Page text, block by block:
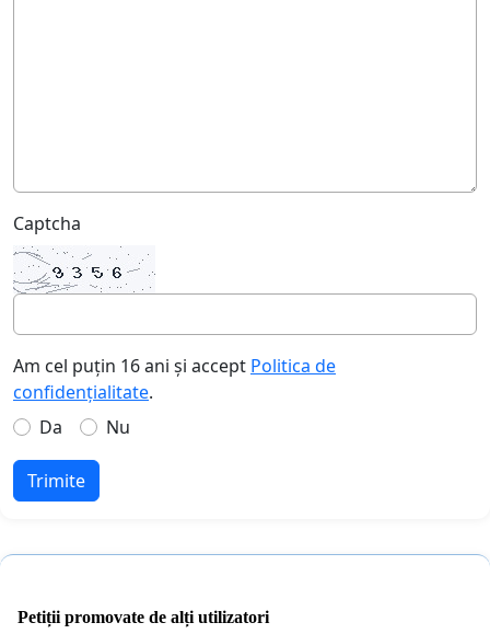
Captcha
Am cel puțin 16 ani și accept Politica de
confidențialitate.
Da
Nu
Trimite
Petiții promovate de alți utilizatori